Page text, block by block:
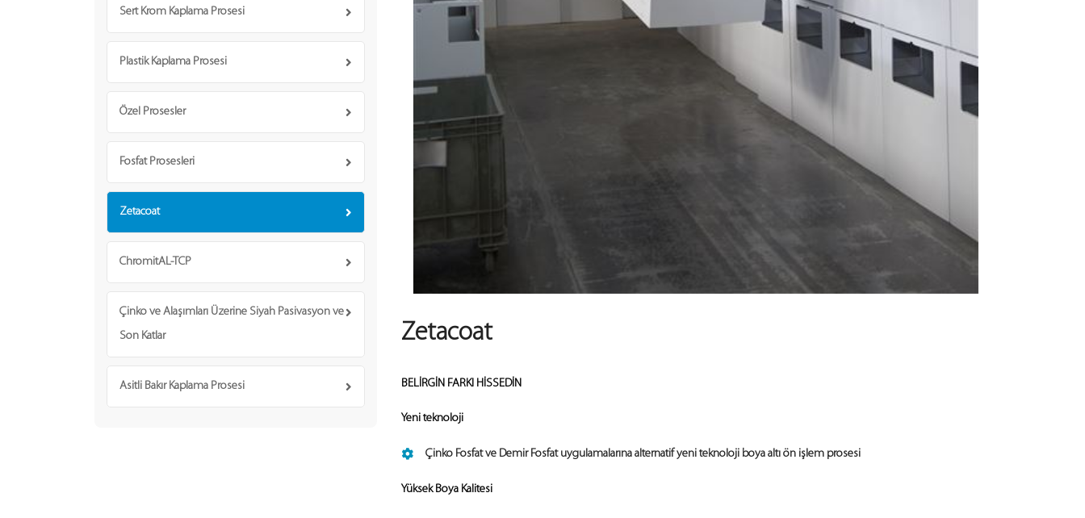
Sert Krom Kaplama Prosesi
Plastik Kaplama Prosesi
Özel Prosesler
Fosfat Prosesleri
Zetacoat
ChromitAL-TCP
Çinko ve Alaşımları Üzerine Siyah Pasivasyon ve
Son Katlar
Asitli Bakır Kaplama Prosesi
Zetacoat
BELİRGİN FARKI HİSSEDİN
Yeni teknoloji
Çinko Fosfat ve Demir Fosfat uygulamalarına alternatif yeni teknoloji boya altı ön işlem prosesi
Yüksek Boya Kalitesi